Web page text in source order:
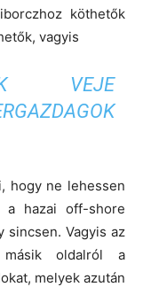
köthetők
vagyis
VEJE
hogy ne lehessen
a hazai off-shore
sincsen. Vagyis az
oldalról a
melyek azután